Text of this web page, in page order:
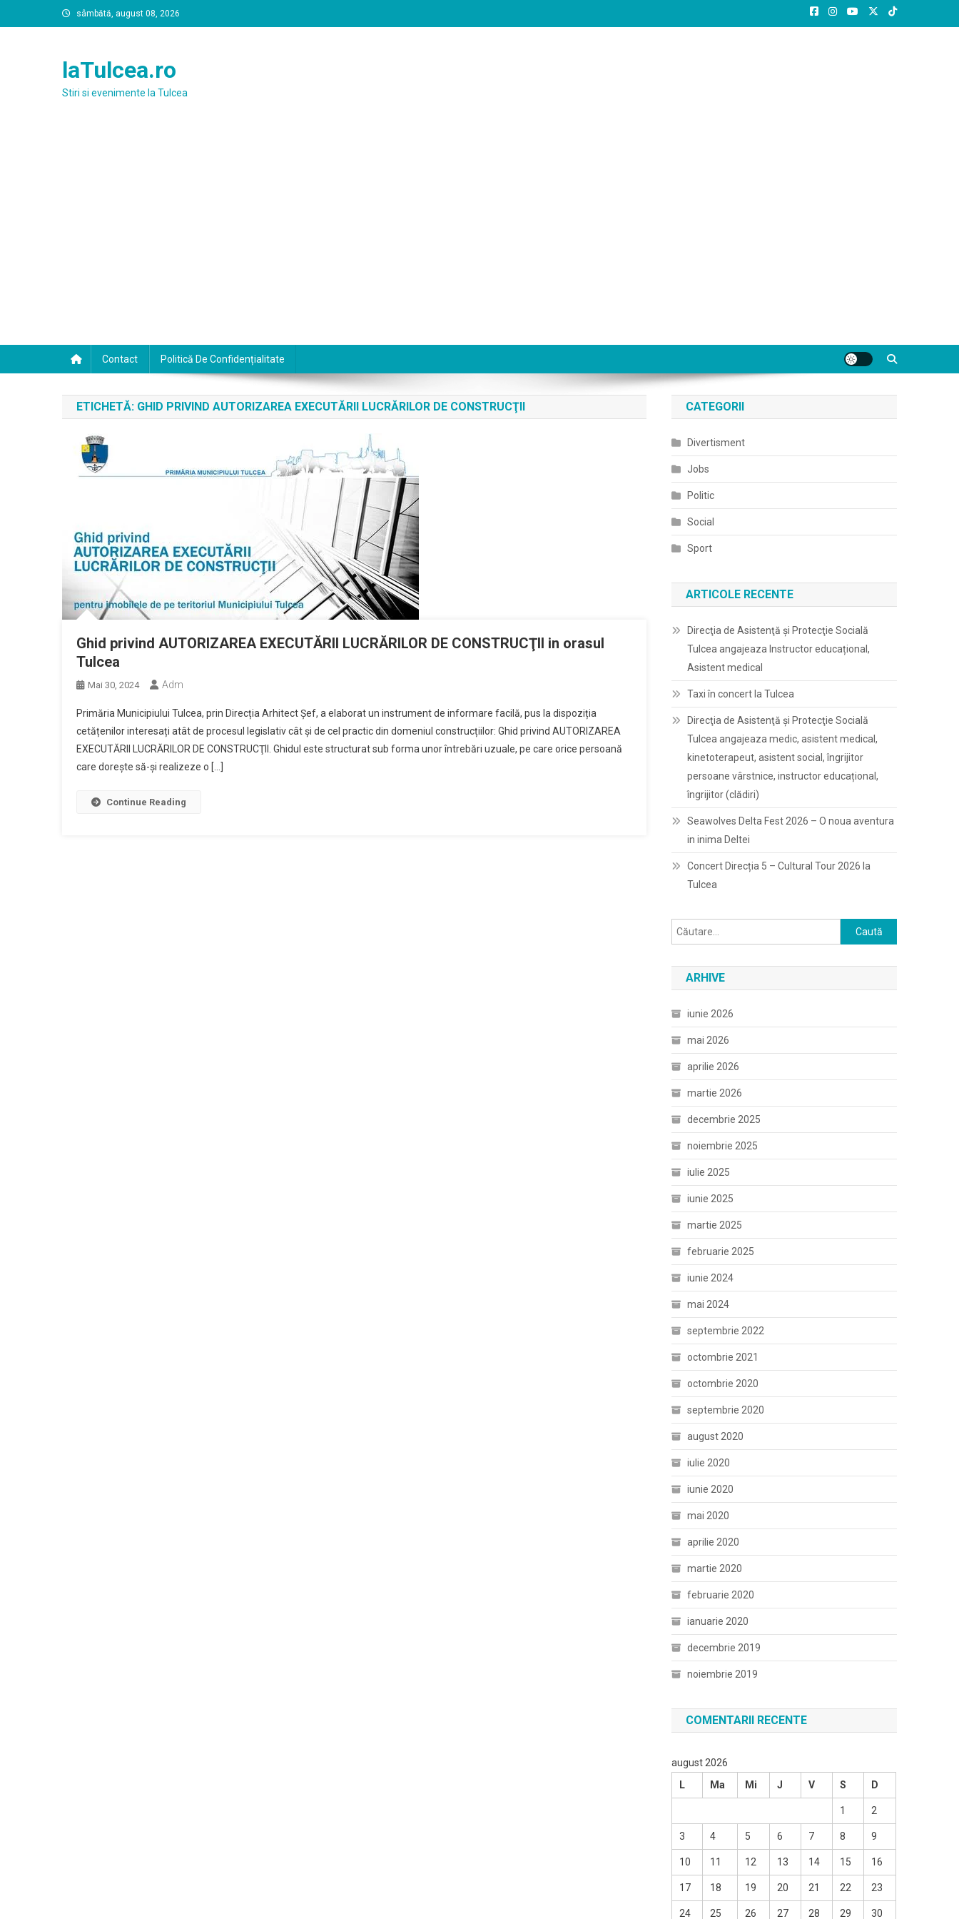
to
sâmbătă, august 08, 2026
laTulcea.ro
Stiri si evenimente la Tulcea
Contact Politică De Confidențialitate
ETICHETĂ: GHID PRIVIND AUTORIZAREA EXECUTĂRII LUCRĂRILOR DE CONSTRUCŢII
Ghid privind AUTORIZAREA EXECUTĂRII LUCRĂRILOR DE CONSTRUCŢII in orasul
Tulcea
Mai 30, 2024 Adm
Primăria Municipiului Tulcea, prin Direcția Arhitect Șef, a elaborat un instrument de informare facilă, pus la dispoziția
cetățenilor interesați atât de procesul legislativ cât și de cel practic din domeniul construcțiilor: Ghid privind AUTORIZAREA
EXECUTĂRII LUCRĂRILOR DE CONSTRUCŢII. Ghidul este structurat sub forma unor întrebări uzuale, pe care orice persoană
care dorește să-și realizeze o […]
Continue Reading
CATEGORII
Divertisment
Jobs
Politic
Social
Sport
ARTICOLE RECENTE
Direcţia de Asistenţă şi Protecţie Socială
Tulcea angajeaza Instructor educațional,
Asistent medical
Taxi în concert la Tulcea
Direcţia de Asistenţă şi Protecţie Socială
Tulcea angajeaza medic, asistent medical,
kinetoterapeut, asistent social, îngrijitor
persoane vârstnice, instructor educațional,
îngrijitor (clădiri)
Seawolves Delta Fest 2026 – O noua aventura
in inima Deltei
Concert Direcția 5 – Cultural Tour 2026 la
Tulcea
Caută
după:
ARHIVE
iunie 2026
mai 2026
aprilie 2026
martie 2026
decembrie 2025
noiembrie 2025
iulie 2025
iunie 2025
martie 2025
februarie 2025
iunie 2024
mai 2024
septembrie 2022
octombrie 2021
octombrie 2020
septembrie 2020
august 2020
iulie 2020
iunie 2020
mai 2020
aprilie 2020
martie 2020
februarie 2020
ianuarie 2020
decembrie 2019
noiembrie 2019
COMENTARII RECENTE
august 2026
L
Ma Mi J V S D
1 2
3 4 5 6 7 8 9
10 11 12 13 14 15 16
17 18 19 20 21 22 23
24 25 26 27 28 29 30